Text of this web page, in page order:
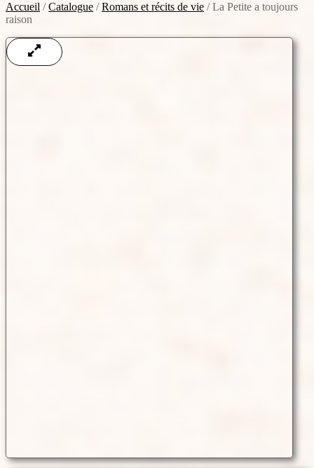
Accueil /Catalogue /Romans et récits de vie /La Petite a toujours
raison